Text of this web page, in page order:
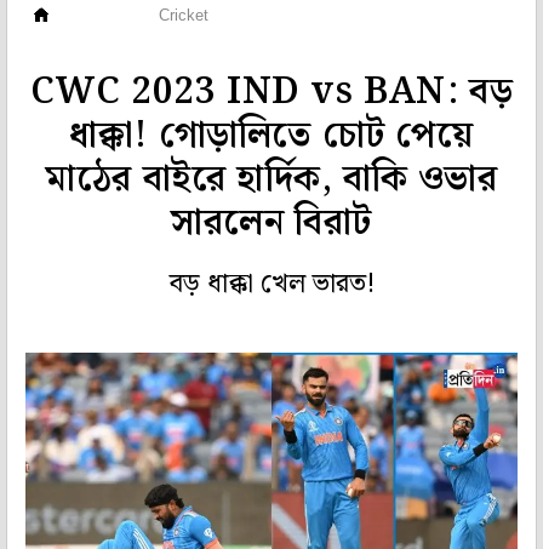
Cricket
CWC 2023 IND vs BAN: বড়
ধাক্কা! গোড়ালিতে চোট পেয়ে
মাঠের বাইরে হার্দিক, বাকি ওভার
সারলেন বিরাট
বড় ধাক্কা খেল ভারত!